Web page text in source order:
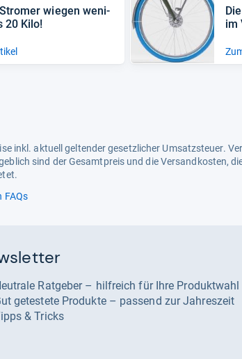
wie­gen weni­
20 Kilo!
im
inkl. aktuell geltender gesetzlicher Umsatzsteuer.
sind der Gesamtpreis und die Versandkosten,
FAQs
Neutrale Ratgeber – hilfreich für Ihre Produktwahl
Gut getestete Produkte – passend zur Jahreszeit
Tipps & Tricks